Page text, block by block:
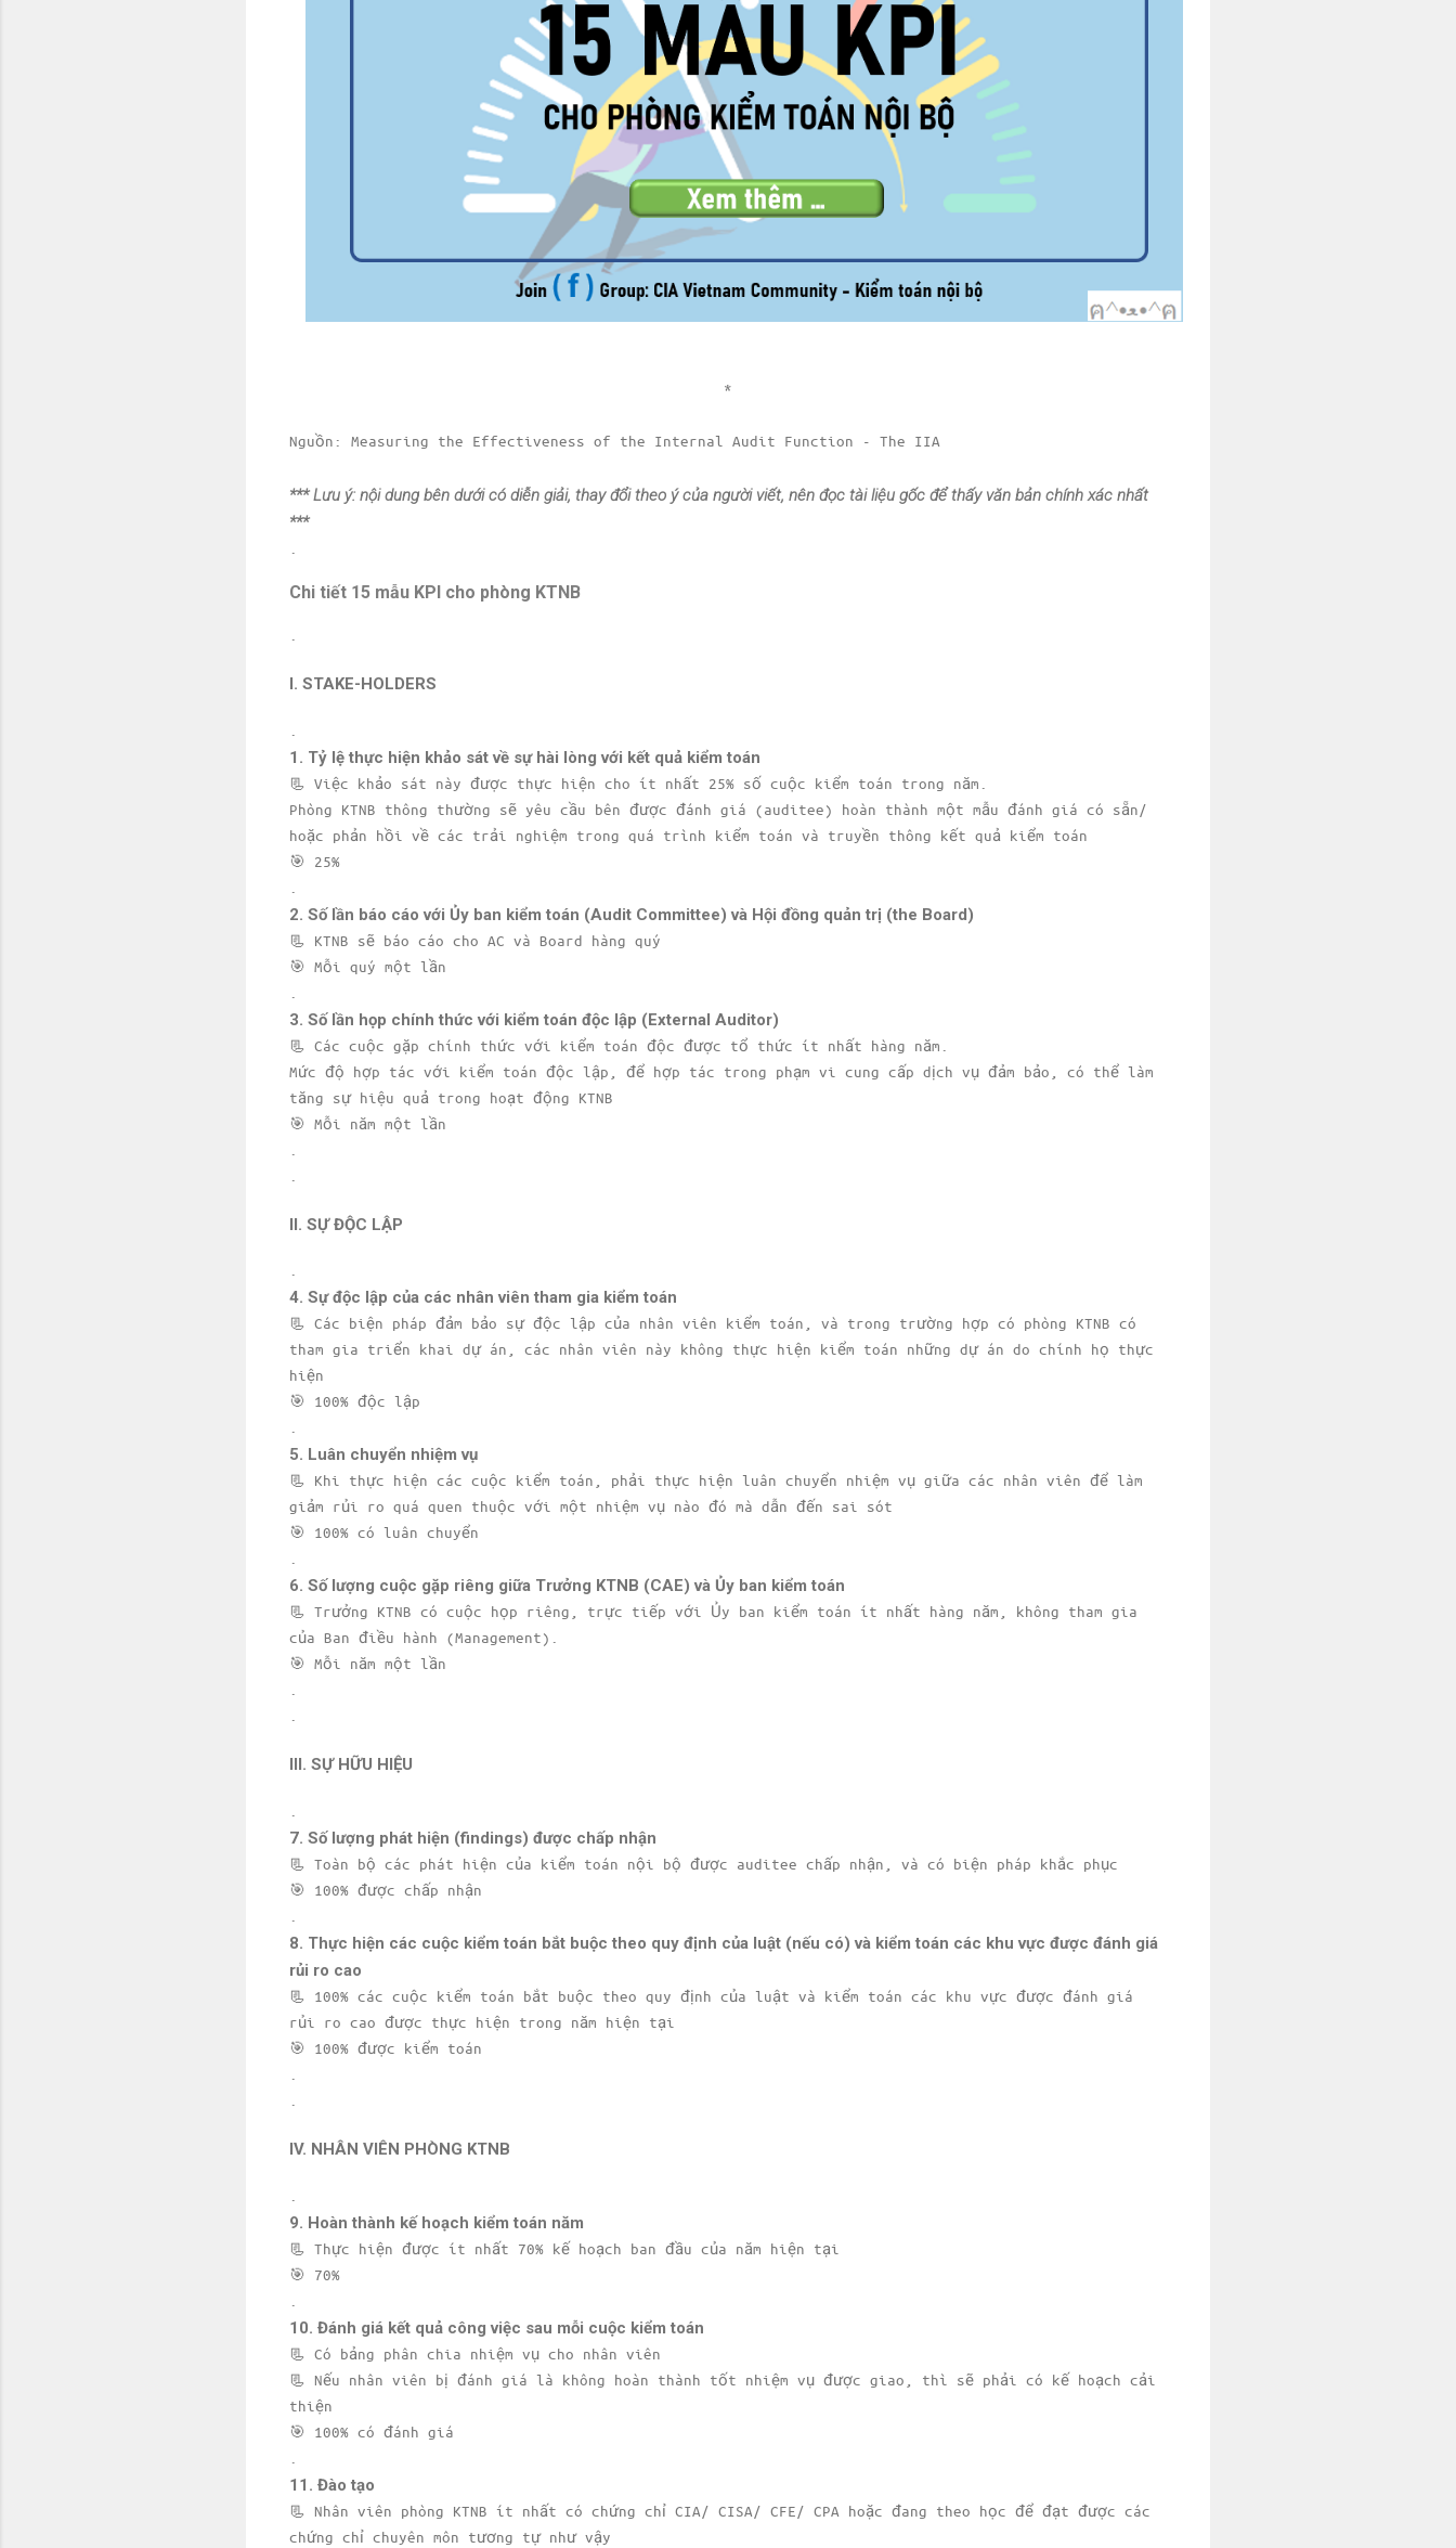
*
Nguồn: Measuring the Effectiveness of the Internal Audit Function - The IIA
*** Lưu ý: nội dung bên dưới có diễn giải, thay đổi theo ý của người viết, nên đọc tài liệu gốc để thấy văn bản chính xác nhất
***
Chi tiết 15 mẫu KPI cho phòng KTNB
I. STAKE-HOLDERS
1. Tỷ lệ thực hiện khảo sát về sự hài lòng với kết quả kiểm toán
📃 Việc khảo sát này được thực hiện cho ít nhất 25% số cuộc kiểm toán trong năm.
Phòng KTNB thông thường sẽ yêu cầu bên được đánh giá (auditee) hoàn thành một mẫu đánh giá có sẵn/
hoặc phản hồi về các trải nghiệm trong quá trình kiểm toán và truyền thông kết quả kiểm toán
🎯 25%
2. Số lần báo cáo với Ủy ban kiểm toán (Audit Committee) và Hội đồng quản trị (the Board)
📃 KTNB sẽ báo cáo cho AC và Board hàng quý
🎯 Mỗi quý một lần
3. Số lần họp chính thức với kiểm toán độc lập (External Auditor)
📃 Các cuộc gặp chính thức với kiểm toán độc được tổ thức ít nhất hàng năm.
Mức độ hợp tác với kiểm toán độc lập, để hợp tác trong phạm vi cung cấp dịch vụ đảm bảo, có thể làm
tăng sự hiệu quả trong hoạt động KTNB
🎯 Mỗi năm một lần
II. SỰ ĐỘC LẬP
.
4. Sự độc lập của các nhân viên tham gia kiểm toán
📃 Các biện pháp đảm bảo sự độc lập của nhân viên kiểm toán, và trong trường hợp có phòng KTNB có
tham gia triển khai dự án, các nhân viên này không thực hiện kiểm toán những dự án do chính họ thực
hiện
🎯 100% độc lập
.
5. Luân chuyển nhiệm vụ
📃 Khi thực hiện các cuộc kiểm toán, phải thực hiện luân chuyển nhiệm vụ giữa các nhân viên để làm
giảm rủi ro quá quen thuộc với một nhiệm vụ nào đó mà dẫn đến sai sót
🎯 100% có luân chuyển
.
6. Số lượng cuộc gặp riêng giữa Trưởng KTNB (CAE) và Ủy ban kiểm toán
📃 Trưởng KTNB có cuộc họp riêng, trực tiếp với Ủy ban kiểm toán ít nhất hàng năm, không tham gia
của Ban điều hành (Management).
🎯 Mỗi năm một lần
.
.
III. SỰ HỮU HIỆU
.
7. Số lượng phát hiện (findings) được chấp nhận
📃 Toàn bộ các phát hiện của kiểm toán nội bộ được auditee chấp nhận, và có biện pháp khắc phục
🎯 100% được chấp nhận
.
8. Thực hiện các cuộc kiểm toán bắt buộc theo quy định của luật (nếu có) và kiểm toán các khu vực được đánh giá
rủi ro cao
📃 100% các cuộc kiểm toán bắt buộc theo quy định của luật và kiểm toán các khu vực được đánh giá
rủi ro cao được thực hiện trong năm hiện tại
🎯 100% được kiểm toán
.
.
IV. NHÂN VIÊN PHÒNG KTNB
.
9. Hoàn thành kế hoạch kiểm toán năm
📃 Thực hiện được ít nhất 70% kế hoạch ban đầu của năm hiện tại
🎯 70%
.
10. Đánh giá kết quả công việc sau mỗi cuộc kiểm toán
📃 Có bảng phân chia nhiệm vụ cho nhân viên
📃 Nếu nhân viên bị đánh giá là không hoàn thành tốt nhiệm vụ được giao, thì sẽ phải có kế hoạch cải
thiện
🎯 100% có đánh giá
.
11. Đào tạo
📃 Nhân viên phòng KTNB ít nhất có chứng chỉ CIA/ CISA/ CFE/ CPA hoặc đang theo học để đạt được các
chứng chỉ chuyên môn tương tự như vậy